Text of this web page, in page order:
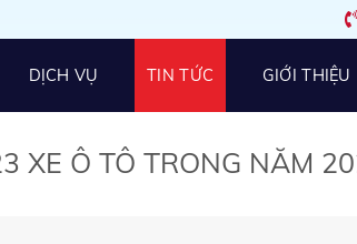
DỊCH VỤ TIN TỨC GIỚI THIỆU
XE Ô TÔ TRONG NĂM